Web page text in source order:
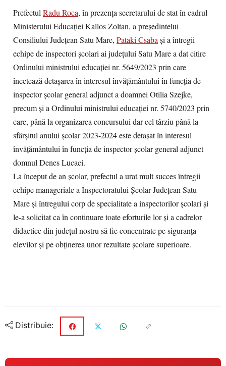
PrefectulRadu Roca, în prezența secretarului de stat în cadrul
Ministerului Educației Kallos Zoltan, a președintelui
Consiliului Județean Satu Mare, Pataki Csabași a întregii
echipe de inspectori școlari ai județului Satu Mare a dat citire
Ordinului ministrului educației nr. 5649/2023 prin care
încetează detașarea în interesul învățământului în funcția de
inspector școlar general adjunct a doamnei Otilia Szejke,
precum și a Ordinului ministrului educației nr. 5740/2023 prin
care, până la organizarea concursului dar cel târziu până la
sfârșitul anului școlar 2023-2024 este detașat în interesul
învățământului în funcția de inspector școlar general adjunct
domnul Denes Lucaci.
La început de an școlar, prefectul a urat mult succes întregii
echipe manageriale a Inspectoratului Școlar Județean Satu
Mare și întregului corp de specialitate a inspectorilor școlari și
le-a solicitat ca în continuare toate eforturile lor și a cadrelor
didactice din județul nostru să fie concentrate pe siguranța
elevilor și pe obținerea unor rezultate școlare superioare.
Distribuie: